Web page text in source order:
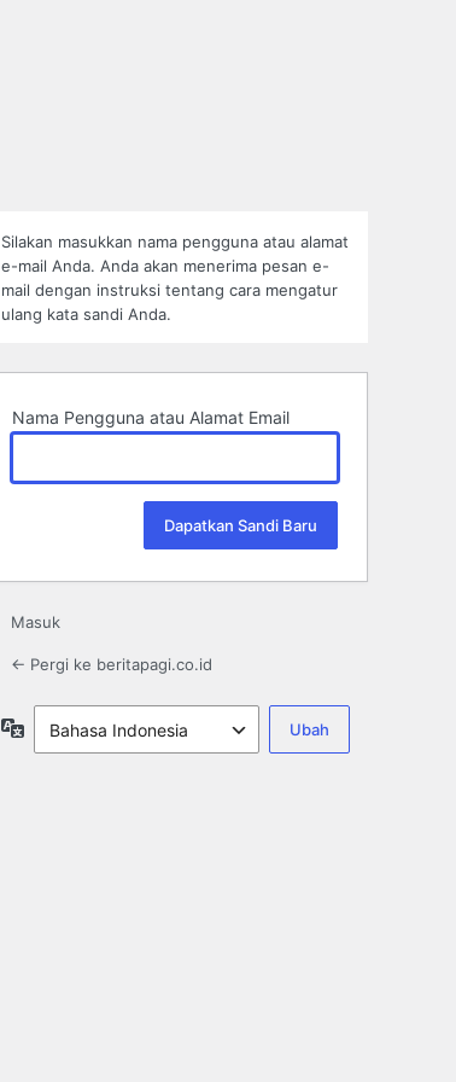
Silakan masukkan nama pengguna atau alamat
e-mail Anda. Anda akan menerima pesan e-
mail dengan instruksi tentang cara mengatur
ulang kata sandi Anda.
Nama Pengguna atau Alamat Email
Masuk
← Pergi ke beritapagi.co.id
Bahasa